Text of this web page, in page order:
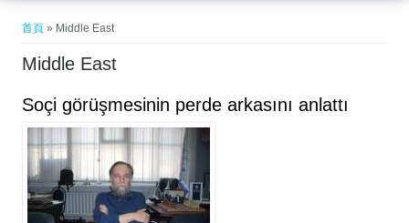
首頁 » Middle East
Middle East
Soçi görüşmesinin perde arkasını anlattı